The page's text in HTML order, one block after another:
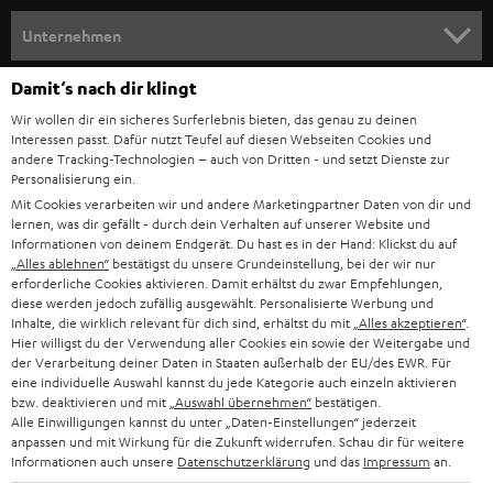
e
l
d
u
n
g
HEIMKINO-KOMPLETTANLAGEN
SOUNDBAR
HIFI-LAUTSPRECHER
SMART HOME
BLUETOOTH-LAUTSPRECHER
KOPFHÖRER
BLUETOOTH-KOPFHÖRER
STEREOANLAGEN
LAUTSPRECHER
Unternehmen
SUPPORT
PRESSE & MARKETING
GESCHÄFTSKUNDEN
PARTNERPROGRAMM
BLOG
NEWSLETTER
STORES
DEINE VORTEILE BEI TEUFEL
Teufel Onlineshops
DEUTSCHLAND
ÖSTERREICH
SCHWEIZ
NIEDERLANDE
BELGIEN
FRANKREICH
Damit‘s nach dir klingt
Wir wollen dir ein sicheres Surferlebnis bieten, das genau zu deinen
Interessen passt. Dafür nutzt Teufel auf diesen Webseiten Cookies und
andere Tracking-Technologien – auch von Dritten - und setzt Dienste zur
Personalisierung ein.
Mit Cookies verarbeiten wir und andere Marketingpartner Daten von dir und
lernen, was dir gefällt - durch dein Verhalten auf unserer Website und
Informationen von deinem Endgerät. Du hast es in der Hand: Klickst du auf
„Alles ablehnen“ bestätigst du unsere Grundeinstellung, bei der wir nur
erforderliche Cookies aktivieren. Damit erhältst du zwar Empfehlungen,
diese werden jedoch zufällig ausgewählt. Personalisierte Werbung und
Inhalte, die wirklich relevant für dich sind, erhältst du mit „Alles akzeptieren“.
Hier willigst du der Verwendung aller Cookies ein sowie der Weitergabe und
der Verarbeitung deiner Daten in Staaten außerhalb der EU/des EWR. Für
eine individuelle Auswahl kannst du jede Kategorie auch einzeln aktivieren
bzw. deaktivieren und mit „Auswahl übernehmen“ bestätigen.
Alle Einwilligungen kannst du unter „Daten-Einstellungen“ jederzeit
anpassen und mit Wirkung für die Zukunft widerrufen. Schau dir für weitere
Informationen auch unsere Datenschutzerklärung und das Impressum an.